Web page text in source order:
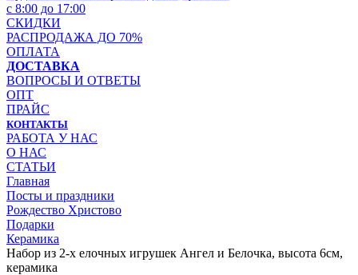
с 8:00 до 17:00
СКИДКИ
РАСПРОДАЖА ДО 70%
ОПЛАТА
ДОСТАВКА
ВОПРОСЫ И ОТВЕТЫ
ОПТ
ПРАЙС
КОНТАКТЫ
РАБОТА У НАС
О НАС
СТАТЬИ
Главная
Посты и праздники
Рождество Христово
Подарки
Керамика
Набор из 2-х елочных игрушек Ангел и Белочка, высота 6см,
керамика